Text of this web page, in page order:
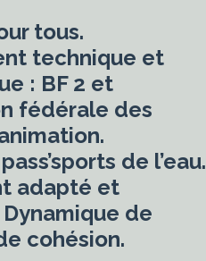
tous.
technique et
: BF 2 et
fédérale des
de l’eau.
adapté et
de
cohésion.